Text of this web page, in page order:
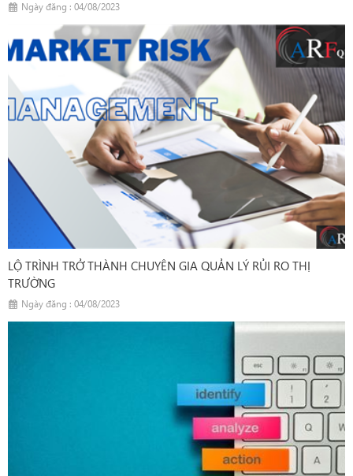
Ngày đăng : 04/08/2023
LỘ TRÌNH TRỞ THÀNH CHUYÊN GIA QUẢN LÝ RỦI RO THỊ
TRƯỜNG
Ngày đăng : 04/08/2023